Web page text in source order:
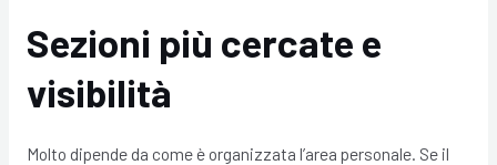
Sezioni più cercate e
visibilità
Molto dipende da come è organizzata l’area personale. Se il